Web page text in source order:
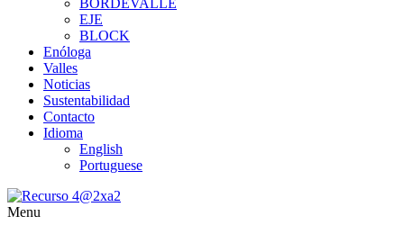
BORDEVALLE
EJE
BLOCK
Enóloga
Valles
Noticias
Sustentabilidad
Contacto
Idioma
English
Portuguese
Menu